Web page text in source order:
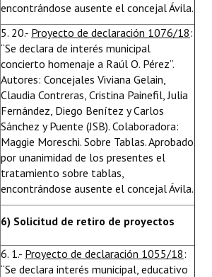
encontrándose ausente el concejal Ávila.
5. 20.- Proyecto de declaración 1076/18:
“Se declara de interés municipal
concierto homenaje a Raúl O. Pérez”.
Autores: Concejales Viviana Gelain,
Claudia Contreras, Cristina Painefil, Julia
Fernández, Diego Benítez y Carlos
Sánchez y Puente (JSB). Colaboradora:
Maggie Moreschi. Sobre Tablas. Aprobado
por unanimidad de los presentes el
tratamiento sobre tablas,
encontrándose ausente el concejal Ávila.
6) Solicitud de retiro de proyectos
6. 1.- Proyecto de declaración 1055/18:
“Se declara interés municipal, educativo